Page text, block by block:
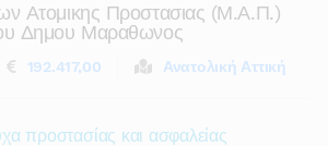
Ατομικης Προστασιας (μ.α.π.)
Δημου Μαραθωνος
192.417,00 Ανατολική Αττική
προστασίας και ασφαλείας